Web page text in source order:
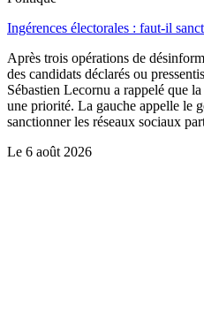
Ingérences électorales : faut-il
Après trois opérations de
des candidats déclarés ou
Sébastien Lecornu a rappelé que
une priorité. La gauche appelle le
sanctionner les réseaux sociaux
Le 6 août 2026